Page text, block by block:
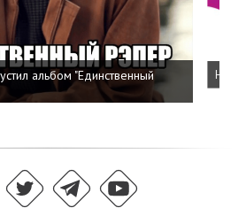
альбом "Единственный